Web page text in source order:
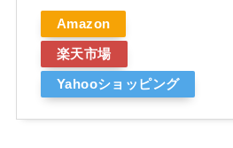
Amazon
楽天市場
Yahooショッピング